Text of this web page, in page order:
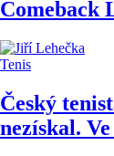
Comeback
Tenis
Český
nezískal.